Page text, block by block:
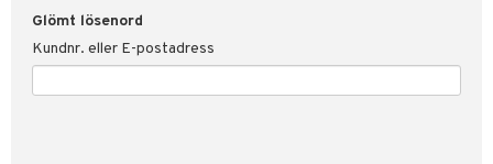
Glömt lösenord
Kundnr. eller E-postadress
för Shopping4net